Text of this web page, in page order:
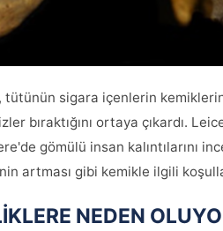
tütünün sigara içenlerin
bıraktığını ortaya çıkardı.
gömülü insan kalıntılarını
artması gibi kemikle ilgili
NEDEN